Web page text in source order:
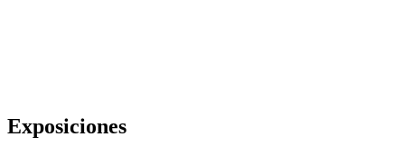
Exposiciones